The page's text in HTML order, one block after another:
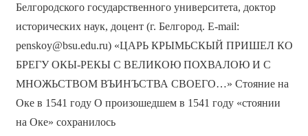
Белгородского государственного университета, доктор
исторических наук, доцент (г. Белгород. E-mail:
penskoy@bsu.edu.ru) «ЦАРЬ КРЫМЬСКЫЙ ПРИШЕЛ КО
БРЕГУ ОКЫ-РЕКЫ С ВЕЛИКОЮ ПОХВАЛОЮ И С
МНОЖЬСТВОМ ВЪИНЪСТВА СВОЕГО…» Стояние на
Оке в 1541 году О произошедшем в 1541 году «стоянии
на Оке» сохранилось